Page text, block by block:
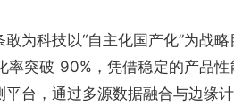
为科技以“自主化国产化”为战
突破 90%，凭借稳定的产品
台，通过多源数据融合与边